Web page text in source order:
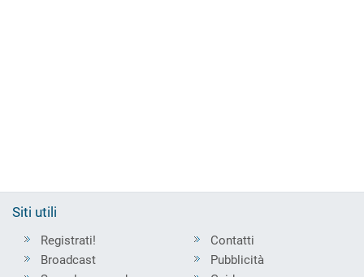
Siti utili
Registrati!
Broadcast
Contatti
Pubblicità